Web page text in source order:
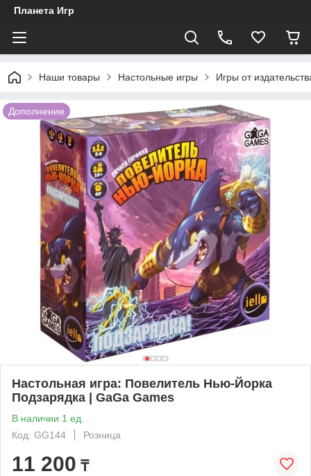
Планета Игр
Наши товары Настольные игры Игры от
Дополнение
Настольная игра: Повелитель Нью-Йорка
Подзарядка | GaGa Games
В наличии 1 ед.
Код: GG144
Розница
11 200 ₸